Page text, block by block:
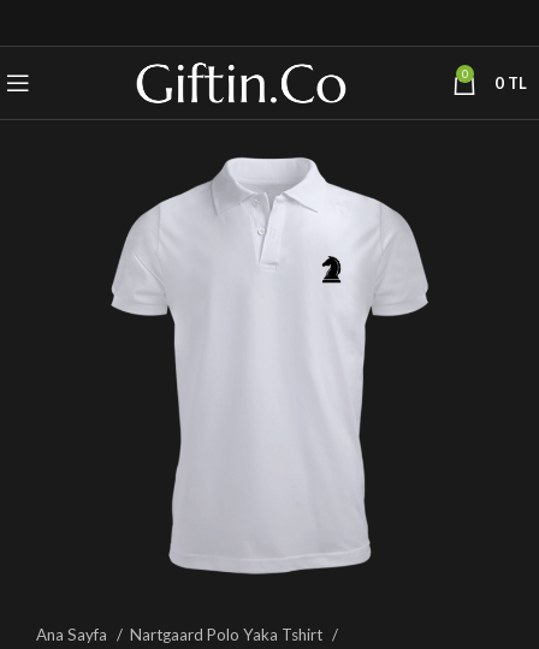
0 0 TL
Ana Sayfa
Nartgaard Polo Yaka Tshirt